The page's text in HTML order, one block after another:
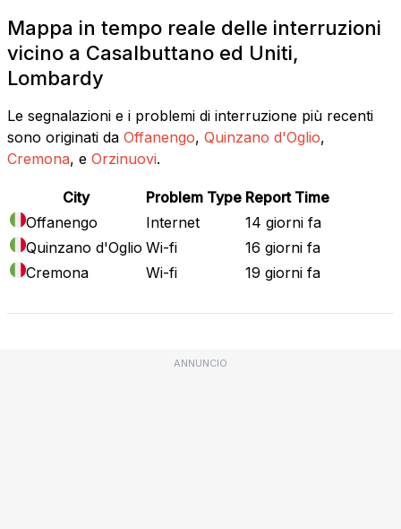
Mappa in tempo reale delle interruzioni
vicino a Casalbuttano ed Uniti,
Lombardy
Le segnalazioni e i problemi di interruzione più recenti
sono originati da Offanengo, Quinzano d'Oglio,
Cremona, e Orzinuovi.
City Problem Type Report Time
Offanengo
Internet
14 giorni fa
Quinzano d'Oglio Wi-fi
16 giorni fa
Cremona
Wi-fi 19 giorni fa
ANNUNCIO